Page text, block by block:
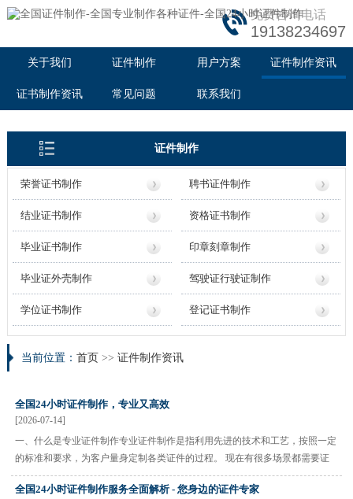
免费咨询电话
19138234697
关于我们 证件制作 用户方案 证件制作资讯
证书制作资讯 常见问题 联系我们
证件制作
荣誉证书制作 聘书证件制作
结业证书制作 资格证书制作
毕业证书制作 印章刻章制作
毕业证外壳制作 驾驶证行驶证制作
学位证书制作 登记证书制作
当前位置： 首页 >> 证件制作资讯
全国24小时证件制作，专业又高效
[2026-07-14]
一、什么是专业证件制作专业证件制作是指利用先进的技术和工艺，按照一定
的标准和要求，为客户量身定制各类证件的过程。 现在有很多场景都需要证
件，无论是工作、学习还是生活，证件都扮演着重要角色。全国24小时证件制
作就应运而生了，它能满足人们不同时间的需求。 二、我们公司···
全国24小时证件制作服务全面解析 - 您身边的证件专家